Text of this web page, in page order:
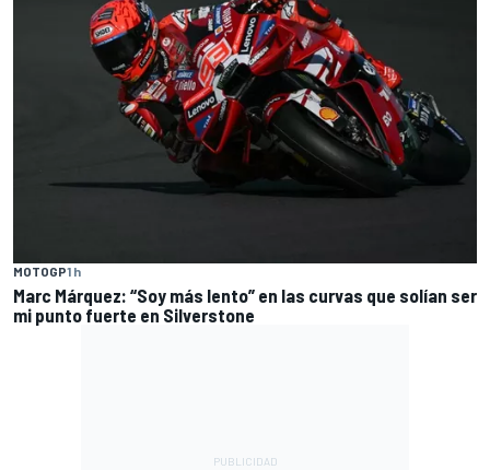
MOTOGP1 h
Marc Márquez: “Soy más lento” en las curvas que solían ser
mi punto fuerte en Silverstone